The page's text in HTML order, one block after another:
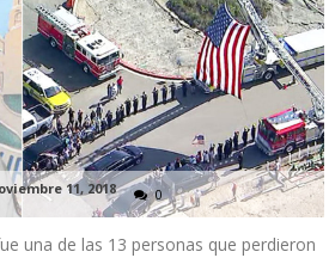
11, 2018 0
una de las 13 personas que perdieron